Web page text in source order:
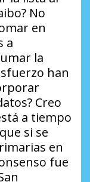
No
en
a
la
han
Creo
a tiempo
si se
en
fue